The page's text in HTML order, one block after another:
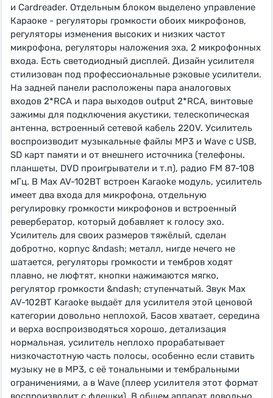
и Cardreader. Отдельным блоком выделено управление
Караоке - регуляторы громкости обоих микрофонов,
регуляторы изменения высоких и низких частот
микрофона, регуляторы наложения эха, 2 микрофонных
входа. Есть светодиодный дисплей. Дизайн усилителя
стилизован под профессиональные рэковые усилители.
На задней панели расположены пара аналоговых
входов 2*RCA и пара выходов output 2*RCA, винтовые
зажимы для подключения акустики, телескопическая
антенна, встроенный сетевой кабель 220V. Усилитель
воспроизводит музыкальные файлы MP3 и Wave с USB,
SD карт памяти и от внешнего источника (телефоны.
планшеты, DVD проигрыватели и т.п), радио FM 87-108
мГц. В Max AV-102BT встроен Karaoke модуль, усилитель
имеет два входа для микрофона, отдельную
регулировку громкости микрофонов и встроенный
ревербератор, который добавляет к голосу эхо.
Усилитель для своих размеров тяжёлый, сделан
добротно, корпус &ndash; металл, нигде нечего не
шатается, регуляторы громкости и тембров ходят
плавно, не люфтят, кнопки нажимаются мягко,
регулятор громкости &ndash; ступенчатый. Звук Max
AV-102BT Karaoke выдаёт для усилителя этой ценовой
категории довольно неплохой, Басов хватает, середина
и верха воспроизводяться хорошо, детализация
нормальная, усилитель неплохо прорабатывает
низкочастотную часть полосы, особенно если ставить
музыку не в МР3, с её тональными и тембральными
ограничениями, а в Wave (плеер усилителя этот формат